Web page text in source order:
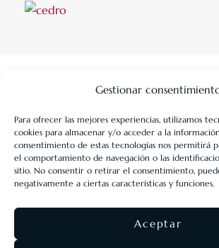
Gestionar
Para ofrecer las mejores experiencias, utilizamos
cookies para almacenar y/o acceder a la
consentimiento de estas tecnologías nos permitirá
el comportamiento de navegación o las
sitio. No consentir o retirar el consentimiento,
negativamente a ciertas características y funciones.
Aceptar
LIBRERÍA UNIVERSITARIA LEÓN 1980 SLL
de Fondos Europeos, cuyo objetivo es la
competitividad de las PYMES, y gracias al
marcha un Plan de Acción con el objetivo
digitalización y la competitividad de las
2025. Para ello ha contado con el apoyo del